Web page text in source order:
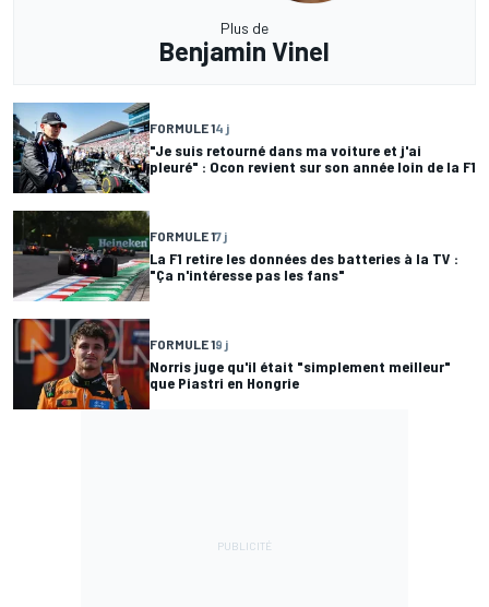
Plus de
Benjamin Vinel
FORMULE 14 j
"Je suis retourné dans ma voiture et j'ai
pleuré" : Ocon revient sur son année loin de la F1
FORMULE 17 j
La F1 retire les données des batteries à la TV :
"Ça n'intéresse pas les fans"
FORMULE 19 j
Norris juge qu'il était "simplement meilleur"
que Piastri en Hongrie